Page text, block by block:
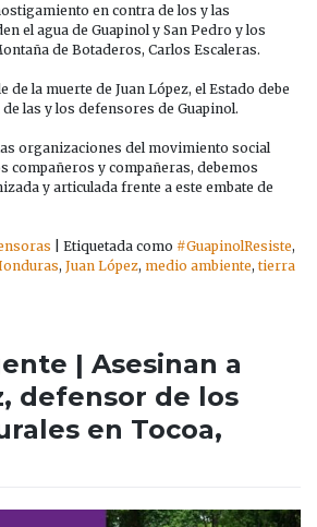
en contra de los y las
el agua de Guapinol y San Pedro y los
de Botaderos, Carlos Escaleras.
de la muerte de Juan López, el Estado debe
las y los defensores de Guapinol.
organizaciones del movimiento social
compañeros y compañeras, debemos
y articulada frente a este embate de
Etiquetada como #GuapinolResiste,
, Juan López, medio ambiente, tierra
| Asesinan a
defensor de los
en Tocoa,